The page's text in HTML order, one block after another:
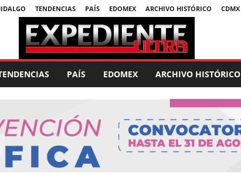
TENDENCIAS PAÍS EDOMEX ARCHIVO HISTÓRICO CDMX
PAÍS EDOMEX ARCHIVO HISTÓRICO